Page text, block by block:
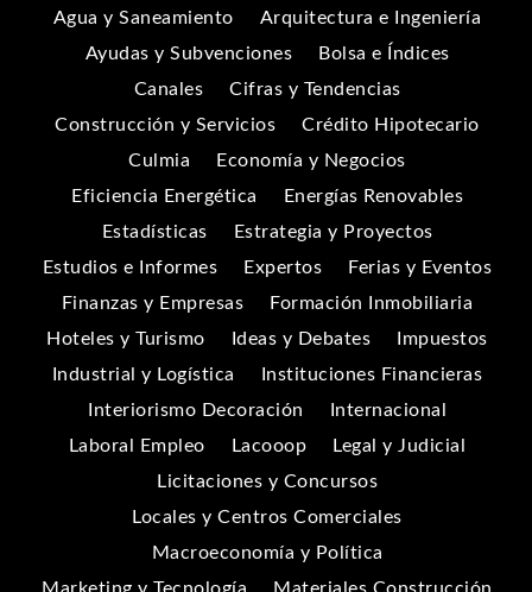
Agua y Saneamiento
Arquitectura e Ingeniería
Ayudas y Subvenciones
Bolsa e Índices
Canales
Cifras y Tendencias
Construcción y Servicios
Crédito Hipotecario
Culmia
Economía y Negocios
Eficiencia Energética
Energías Renovables
Estadísticas
Estrategia y Proyectos
Estudios e Informes
Expertos
Ferias y Eventos
Finanzas y Empresas
Formación Inmobiliaria
Hoteles y Turismo
Ideas y Debates
Impuestos
Industrial y Logística
Instituciones Financieras
Interiorismo Decoración
Internacional
Laboral Empleo
Lacooop
Legal y Judicial
Licitaciones y Concursos
Locales y Centros Comerciales
Macroeconomía y Política